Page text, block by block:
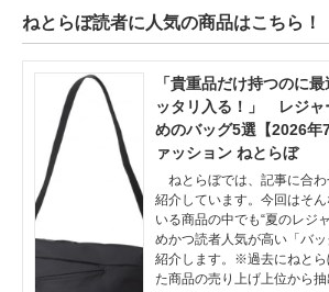
ねとらぼ読者に人気の商品はこちら！
「貴重品だけ持つのに
ッタリ入る！」 レジャ
めのバッグ5選【2026年
ァッション ねとらぼ
ねとらぼでは、記事に合
紹介しています。今回はそ
いる商品の中でも“夏のレジ
めかつ読者人気が高い「バ
紹介します。※過去にねと
た商品の売り上げ上位から